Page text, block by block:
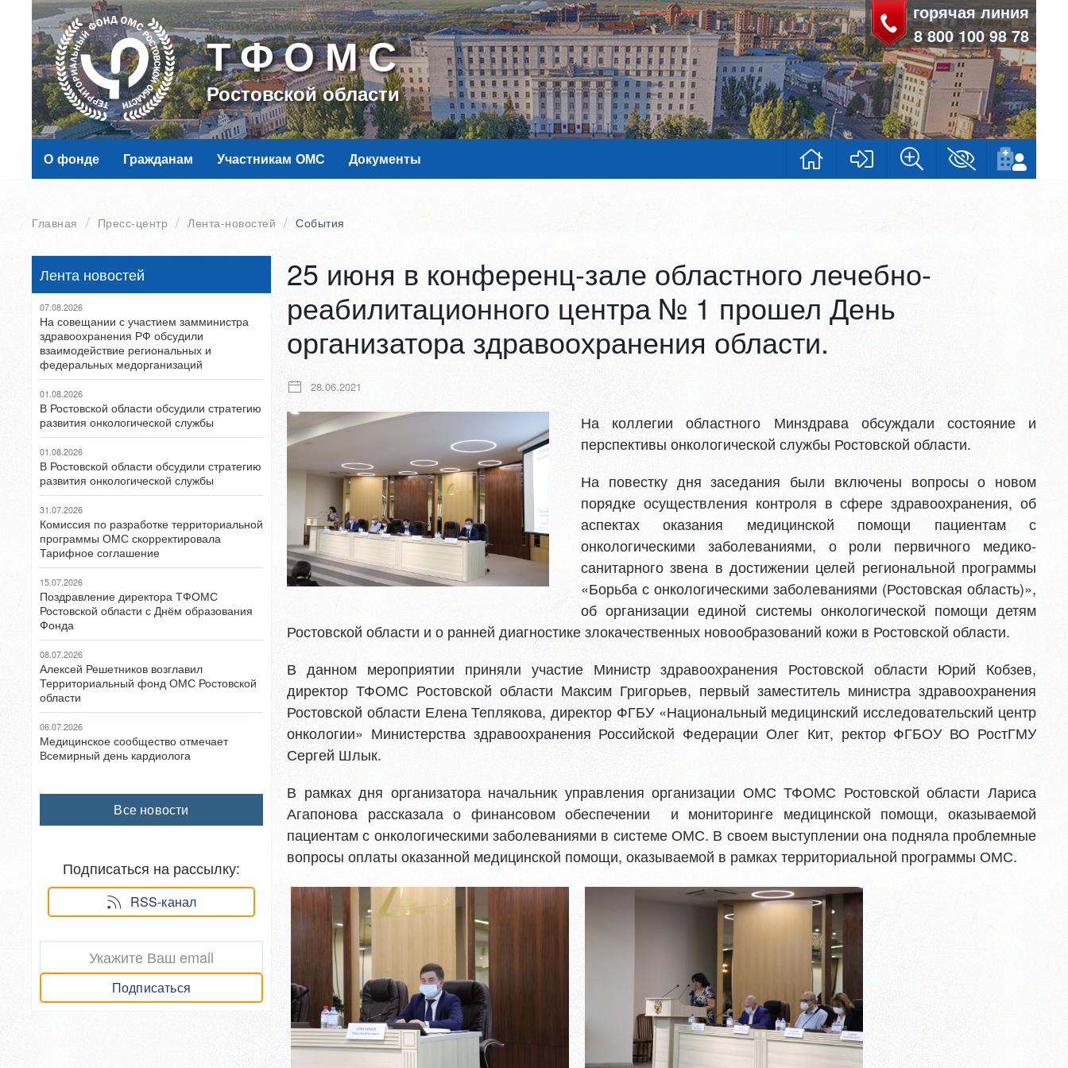
ТФОМС
Ростовской области
горячая линия
8 800 100 98 78
О фонде Гражданам Участникам ОМС Документы
Главная Пресс-центр Лента-новостей События
25 июня в конференц-зале областного лечебно-
реабилитационного центра № 1 прошел День
организатора здравоохранения области.
28.06.2021
На коллегии областного Минздрава обсуждали состояние и
перспективы онкологической службы Ростовской области.
На повестку дня заседания были включены вопросы о новом
порядке осуществления контроля в сфере здравоохранения, об
аспектах оказания медицинской помощи пациентам с
онкологическими заболеваниями, о роли первичного медико-
санитарного звена в достижении целей региональной программы
«Борьба с онкологическими заболеваниями (Ростовская область)»,
об организации единой системы онкологической помощи детям
Ростовской области и о ранней диагностике злокачественных новообразований кожи в Ростовской области.
В данном мероприятии приняли участие Министр здравоохранения Ростовской области Юрий Кобзев,
директор ТФОМС Ростовской области Максим Григорьев, первый заместитель министра здравоохранения
Ростовской области Елена Теплякова, директор ФГБУ «Национальный медицинский исследовательский центр
онкологии» Министерства здравоохранения Российской Федерации Олег Кит, ректор ФГБОУ ВО РостГМУ
Сергей Шлык.
В рамках дня организатора начальник управления организации ОМС ТФОМС Ростовской области Лариса
Агапонова рассказала о финансовом обеспечении и мониторинге медицинской помощи, оказываемой
пациентам с онкологическими заболеваниями в системе ОМС. В своем выступлении она подняла проблемные
вопросы оплаты оказанной медицинской помощи, оказываемой в рамках территориальной программы ОМС.
Лента новостей
07.08.2026
На совещании с участием замминистра
здравоохранения РФ обсудили
взаимодействие региональных и
федеральных медорганизаций
01.08.2026
В Ростовской области обсудили стратегию
развития онкологической службы
01.08.2026
В Ростовской области обсудили стратегию
развития онкологической службы
31.07.2026
Комиссия по разработке территориальной
программы ОМС скорректировала
Тарифное соглашение
15.07.2026
Поздравление директора ТФОМС
Ростовской области с Днём образования
Фонда
08.07.2026
Алексей Решетников возглавил
Территориальный фонд ОМС Ростовской
области
06.07.2026
Медицинское сообщество отмечает
Всемирный день кардиолога
Все новости
Подписаться на рассылку:
RSS-канал
Подписаться